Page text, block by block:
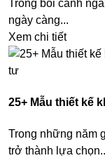
Trong bối cảnh
ngày càng...
Xem chi tiết
25+ Mẫu thiết kế
Trong những năm
trở thành lựa